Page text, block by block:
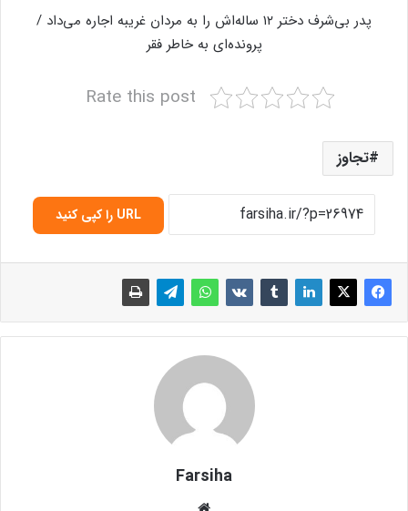
پدر بی‌شرف دختر ۱۲ ساله‌اش را به مردان غریبه اجاره می‌داد /
پرونده‌ای به خاطر فقر
Rate this post
تجاوز
URL را کپی کنید
Farsiha